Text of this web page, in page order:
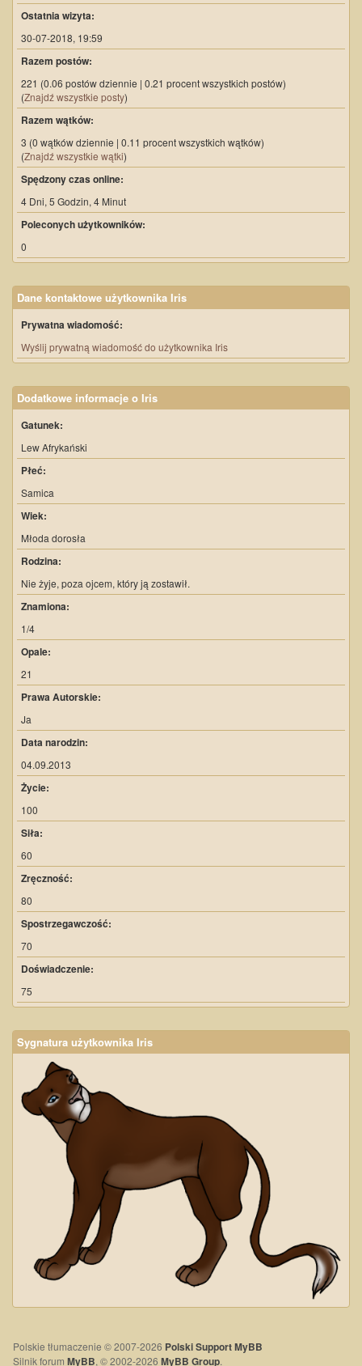
Ostatnia wizyta:
30-07-2018, 19:59
Razem postów:
221 (0.06 postów dziennie | 0.21 procent wszystkich postów)
(Znajdź wszystkie posty)
Razem wątków:
3 (0 wątków dziennie | 0.11 procent wszystkich wątków)
(Znajdź wszystkie wątki)
Spędzony czas online:
4 Dni, 5 Godzin, 4 Minut
Poleconych użytkowników:
0
Dane kontaktowe użytkownika Iris
Prywatna wiadomość:
Wyślij prywatną wiadomość do użytkownika Iris
Dodatkowe informacje o Iris
Gatunek:
Lew Afrykański
Płeć:
Samica
Wiek:
Młoda dorosła
Rodzina:
Nie żyje, poza ojcem, który ją zostawił.
Znamiona:
1/4
Opale:
21
Prawa Autorskie:
Ja
Data narodzin:
04.09.2013
Życie:
100
Siła:
60
Zręczność:
80
Spostrzegawczość:
70
Doświadczenie:
75
Sygnatura użytkownika Iris
Polskie tłumaczenie © 2007-2026 Polski Support MyBB
Silnik forum MyBB, © 2002-2026 MyBB Group.